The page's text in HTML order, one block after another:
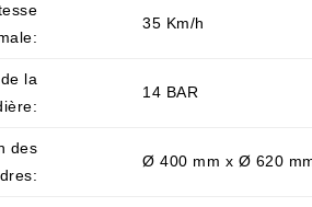
35 Km/h
la
14 BAR
des
Ø 400 mm x Ø 620